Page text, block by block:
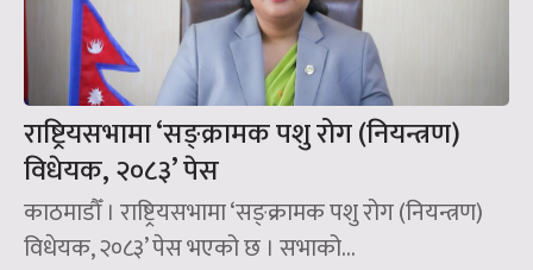
राष्ट्रियसभामा ‘सङ्क्रामक पशु रोग (नियन्त्रण)
विधेयक, २०८३’ पेस
काठमाडौँ । राष्ट्रियसभामा ‘सङ्क्रामक पशु रोग (नियन्त्रण)
विधेयक, २०८३’ पेस भएको छ । सभाको...